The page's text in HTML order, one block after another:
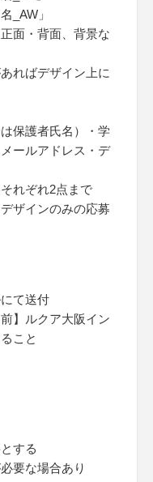
_AW」
面・背面、背景な
ればデザイン上に
保護者氏名）・学
ールアドレス・デ
れぞれ2点まで
ザインのみの応募
て送付
】ルクア大阪イン
こと
する
要な場合あり